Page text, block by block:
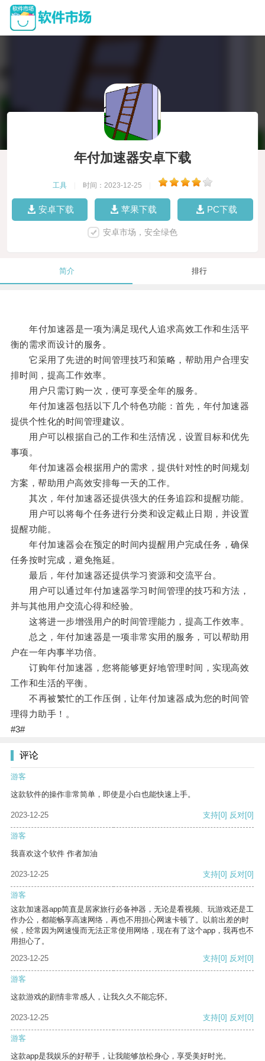
年付加速器安卓下载
工具 时间：2023-12-25
安卓下载 苹果下载 PC下载
安卓市场，安全绿色
简介 排行
年付加速器是一项为满足现代人追求高效工作和生活平
衡的需求而设计的服务。
它采用了先进的时间管理技巧和策略，帮助用户合理安
排时间，提高工作效率。
用户只需订购一次，便可享受全年的服务。
年付加速器包括以下几个特色功能：首先，年付加速器
提供个性化的时间管理建议。
用户可以根据自己的工作和生活情况，设置目标和优先
事项。
年付加速器会根据用户的需求，提供针对性的时间规划
方案，帮助用户高效安排每一天的工作。
其次，年付加速器还提供强大的任务追踪和提醒功能。
用户可以将每个任务进行分类和设定截止日期，并设置
提醒功能。
年付加速器会在预定的时间内提醒用户完成任务，确保
任务按时完成，避免拖延。
最后，年付加速器还提供学习资源和交流平台。
用户可以通过年付加速器学习时间管理的技巧和方法，
并与其他用户交流心得和经验。
这将进一步增强用户的时间管理能力，提高工作效率。
总之，年付加速器是一项非常实用的服务，可以帮助用
户在一年内事半功倍。
订购年付加速器，您将能够更好地管理时间，实现高效
工作和生活的平衡。
不再被繁忙的工作压倒，让年付加速器成为您的时间管
理得力助手！。
#3#
评论
游客
这款软件的操作非常简单，即使是小白也能快速上手。
2023-12-25 支持[0] 反对[0]
游客
我喜欢这个软件 作者加油
2023-12-25 支持[0] 反对[0]
游客
这款加速器app简直是居家旅行必备神器，无论是看视频、玩游戏还是工
作办公，都能畅享高速网络，再也不用担心网速卡顿了。以前出差的时
候，经常因为网速慢而无法正常使用网络，现在有了这个app，我再也不
用担心了。
2023-12-25
支持[0] 反对[0]
游客
这款游戏的剧情非常感人，让我久久不能忘怀。
2023-12-25 支持[0] 反对[0]
游客
这款app是我娱乐的好帮手，让我能够放松身心，享受美好时光。